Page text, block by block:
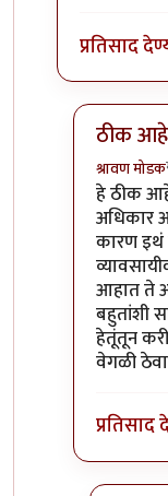
प्रतिसाद
ठीक आहे
श्रावण मोडक
In reply
हे ठीक
अधिकार
कारण इथं
आहात ते
बहुतांशी
हेतूंतून
वेगळी
प्रतिसाद